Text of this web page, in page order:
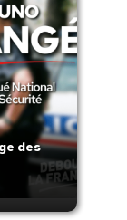
des